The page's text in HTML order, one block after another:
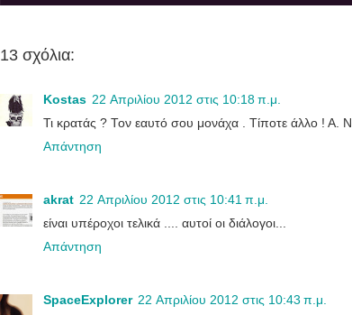
13 σχόλια:
Kostas 22 Απριλίου 2012 στις 10:18 π.μ.
Τι κρατάς ? Τον εαυτό σου μονάχα . Τίποτε άλλο ! Α.
Απάντηση
akrat 22 Απριλίου 2012 στις 10:41 π.μ.
είναι υπέροχοι τελικά .... αυτοί οι διάλογοι...
Απάντηση
SpaceExplorer 22 Απριλίου 2012 στις 10:43 π.μ.